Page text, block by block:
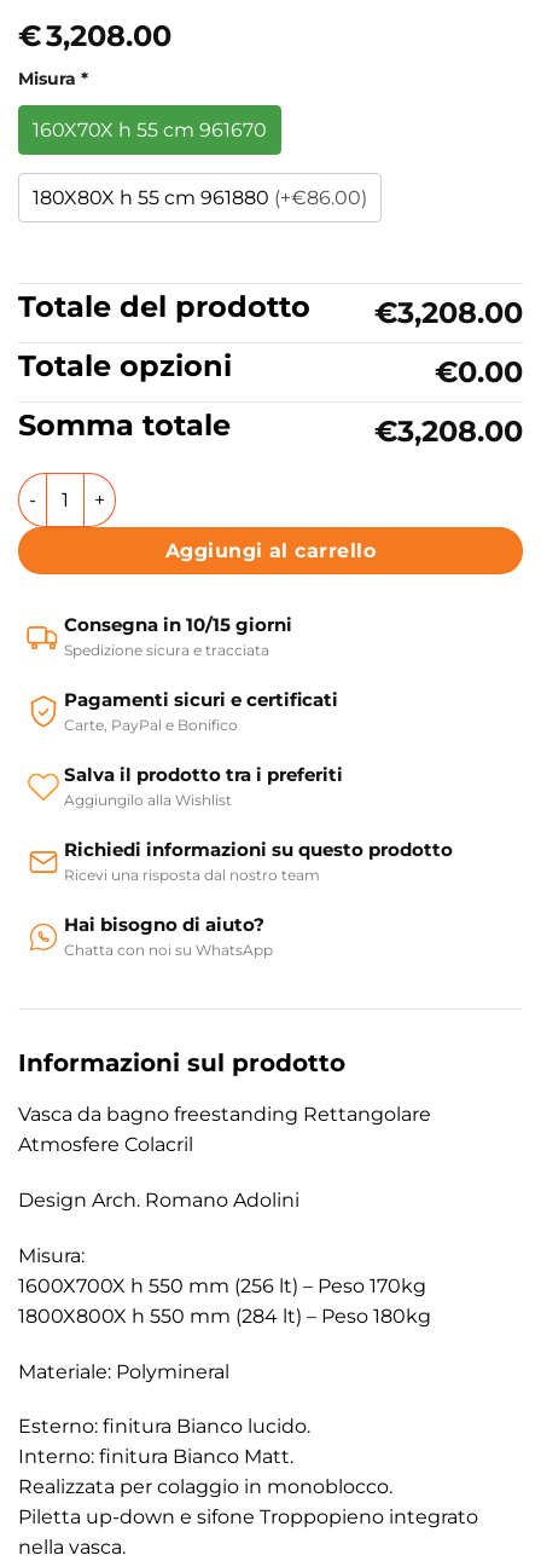
€3,208.00
Misura *
160X70X h 55 cm 961670
180X80X h 55 cm 961880 (+€86.00)
Totale del prodotto
€3,208.00
Totale opzioni
€0.00
Somma totale
€3,208.00
Vasca da bagno freestanding Rettangolare Atmosfere
Aggiungi al carrello
Consegna in 10/15 giorni
Spedizione sicura e tracciata
Pagamenti sicuri e certificati
Carte, PayPal e Bonifico
Salva il prodotto tra i preferiti
Aggiungilo alla Wishlist
Richiedi informazioni su questo prodotto
Ricevi una risposta dal nostro team
Hai bisogno di aiuto?
Chatta con noi su WhatsApp
Informazioni sul prodotto
Vasca da bagno freestanding Rettangolare
Atmosfere Colacril
Design Arch. Romano Adolini
Misura:
1600X700X h 550 mm (256 lt) – Peso 170kg
1800X800X h 550 mm (284 lt) – Peso 180kg
Materiale: Polymineral
Esterno: finitura Bianco lucido.
Interno: finitura Bianco Matt.
Realizzata per colaggio in monoblocco.
Piletta up-down e sifone Troppopieno integrato
nella vasca.